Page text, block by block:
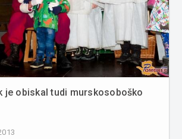
je obiskal tudi murskosoboško